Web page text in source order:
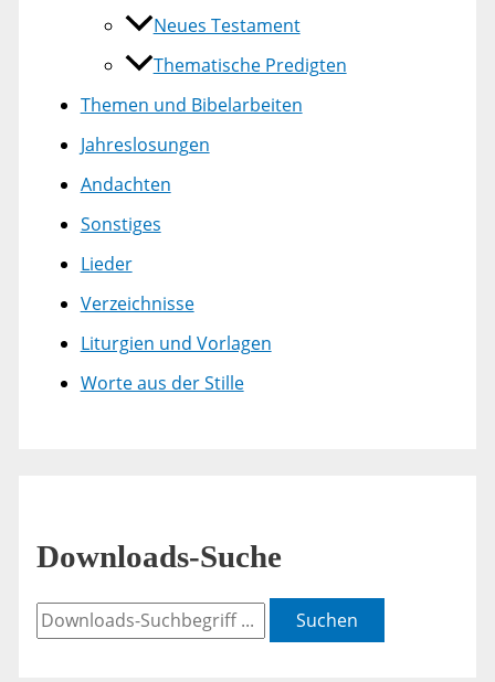
Neues Testament
Thematische Predigten
Themen und Bibelarbeiten
Jahreslosungen
Andachten
Sonstiges
Lieder
Verzeichnisse
Liturgien und Vorlagen
Worte aus der Stille
Downloads-Suche
Suchen